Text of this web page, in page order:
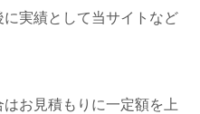
実績として当サイトなど
お見積もりに一定額を上